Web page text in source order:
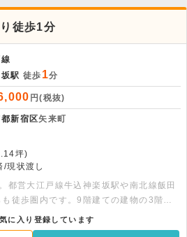
徒歩1分
駅 徒歩 1分
円(税抜)
新宿区矢来町
坪)
/現状渡し
都営大江戸線牛込神楽坂駅や南北線飯田
徒歩圏内です。9階建ての建物の3階部
可能で、即入居可能です。
に入り登録しています